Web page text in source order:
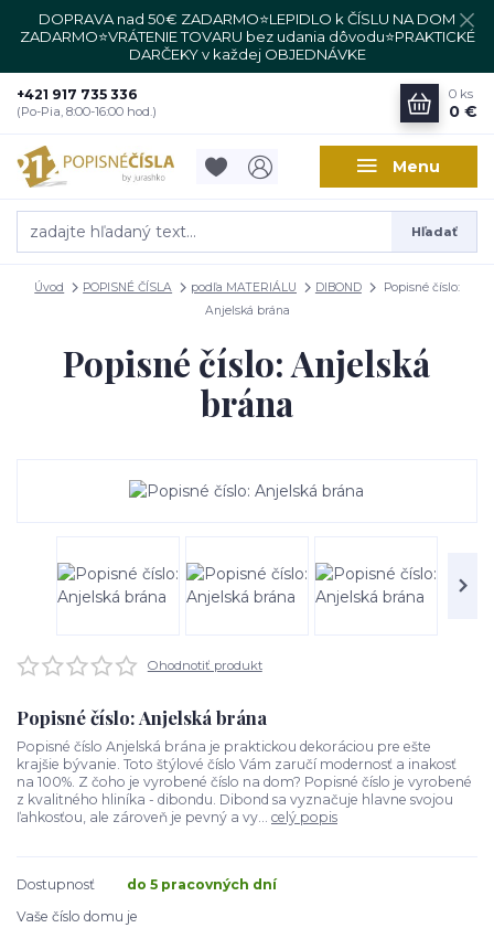
DOPRAVA nad 50€ ZADARMO⭐LEPIDLO k ČÍSLU NA DOM
ZADARMO⭐VRÁTENIE TOVARU bez udania dôvodu⭐PRAKTICKÉ
DARČEKY v každej OBJEDNÁVKE
Menu
Hľadať
+421 917 735 336
(Po-Pia, 8:00-16:00 hod.)
0 ks
0 €
Úvod POPISNÉ ČÍSLA podľa MATERIÁLU DIBOND
Popisné číslo:
Anjelská brána
Popisné číslo: Anjelská
brána
Ohodnotiť produkt
Popisné číslo: Anjelská brána
Popisné číslo Anjelská brána je praktickou dekoráciou pre ešte
krajšie bývanie. Toto štýlové číslo Vám zaručí modernosť a inakosť
na 100%. Z čoho je vyrobené číslo na dom? Popisné číslo je vyrobené
z kvalitného hliníka - dibondu. Dibond sa vyznačuje hlavne svojou
ľahkosťou, ale zároveň je pevný a vy... celý popis
Dostupnosť
do 5 pracovných dní
Vaše číslo domu je